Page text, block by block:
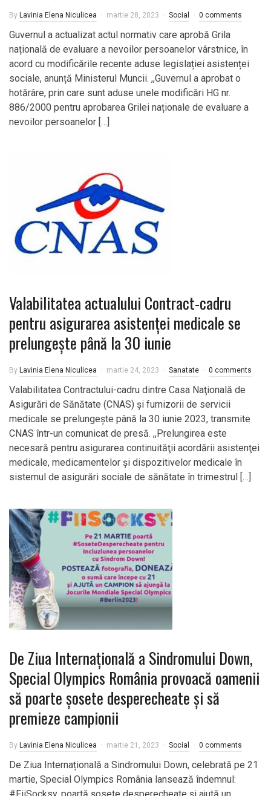
By Lavinia Elena Niculicea martie 28, 2023 Social 0 comments
Guvernul a actualizat actul normativ care aprobă Grila
națională de evaluare a nevoilor persoanelor vârstnice, în
acord cu modificările recente aduse legislației asistenței
sociale, anunță Ministerul Muncii. ,,Guvernul a aprobat o
hotărâre, prin care sunt aduse unele modificări HG nr.
886/2000 pentru aprobarea Grilei naționale de evaluare a
nevoilor persoanelor […]
Valabilitatea actualului Contract-cadru
pentru asigurarea asistenței medicale se
prelungeşte până la 30 iunie
By Lavinia Elena Niculicea martie 24, 2023 Sanatate 0 comments
Valabilitatea Contractului-cadru dintre Casa Naţională de
Asigurări de Sănătate (CNAS) şi furnizorii de servicii
medicale se prelungeşte până la 30 iunie 2023, transmite
CNAS într-un comunicat de presă. ,,Prelungirea este
necesară pentru asigurarea continuităţii acordării asistenţei
medicale, medicamentelor şi dispozitivelor medicale în
sistemul de asigurări sociale de sănătate în trimestrul […]
De Ziua Internațională a Sindromului Down,
Special Olympics România provoacă oamenii
să poarte șosete desperecheate și să
premieze campionii
By Lavinia Elena Niculicea martie 21, 2023 Social 0 comments
De Ziua Internațională a Sindromului Down, celebrată pe 21
martie, Special Olympics România lansează îndemnul: